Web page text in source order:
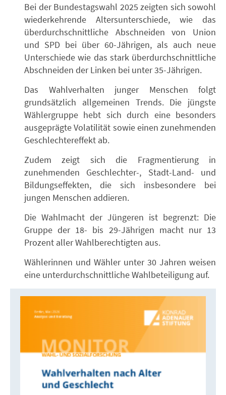
Bei der Bundestagswahl 2025 zeigten sich sowohl
wiederkehrende Altersunterschiede, wie das
überdurchschnittliche Abschneiden von Union
und SPD bei über 60-Jährigen, als auch neue
Unterschiede wie das stark überdurchschnittliche
Abschneiden der Linken bei unter 35-Jährigen.
Das Wahlverhalten junger Menschen folgt
grundsätzlich allgemeinen Trends. Die jüngste
Wählergruppe hebt sich durch eine besonders
ausgeprägte Volatilität sowie einen zunehmenden
Geschlechtereffekt ab.
Zudem zeigt sich die Fragmentierung in
zunehmenden Geschlechter-, Stadt-Land- und
Bildungseffekten, die sich insbesondere bei
jungen Menschen addieren.
Die Wahlmacht der Jüngeren ist begrenzt: Die
Gruppe der 18- bis 29-Jährigen macht nur 13
Prozent aller Wahlberechtigten aus.
Wählerinnen und Wähler unter 30 Jahren weisen
eine unterdurchschnittliche Wahlbeteiligung auf.